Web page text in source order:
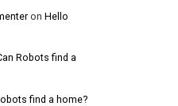
onHello
Robots find a
find a home?